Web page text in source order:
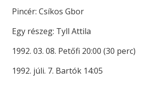
Pincér: Csíkos Gbor
Egy részeg: Tyll Attila
1992. 03. 08. Petőfi 20:00 (30 perc)
1992. júli. 7. Bartók 14:05